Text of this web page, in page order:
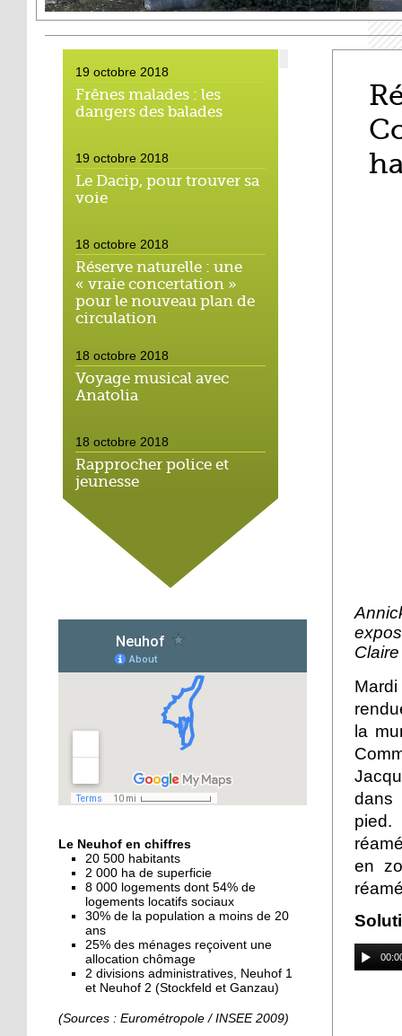
19 octobre 2018
Frênes malades : les
dangers des balades
19 octobre 2018
Le Dacip, pour trouver sa
voie
18 octobre 2018
Réserve naturelle : une
« vraie concertation »
pour le nouveau plan de
circulation
18 octobre 2018
Voyage musical avec
Anatolia
18 octobre 2018
Rapprocher police et
jeunesse
18 octobre 2018
Un jardin face aux
obstacles
Jouer à Fifa à la
médiathèque
16 octobre 2018
«Chacun me propose un
autofinancement là, ce
qui vous vient !»
16 octobre 2018
ciel ouvert »
16 octobre 2018
Un vécu de poids
15 octobre 2018
Difracto : devenir un pro
avec Django
Le Neuhof en chiffres
20 500 habitants
2 000 ha de superficie
8 000 logements dont 54% de
logements locatifs sociaux
30% de la population a moins de 20
ans
25% des ménages reçoivent une
allocation chômage
2 divisions administratives, Neuhof 1
et Neuhof 2 (Stockfeld et Ganzau)
(Sources : Eurométropole / INSEE 2009)
la
dans
en